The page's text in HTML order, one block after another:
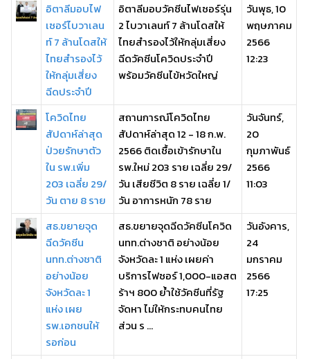
อิตาลีมอบไฟ
เซอร์ไบวาเลน
ท์ 7 ล้านโดสให้
ไทยสำรองไว้
ให้กลุ่มเสี่ยง
ฉีดประจำปี
อิตาลีมอบวัคซีนไฟเซอร์รุ่น
2 ไบวาเลนท์ 7 ล้านโดสให้
ไทยสำรองไว้ให้กลุ่มเสี่ยง
ฉีดวัคซีนโควิดประจำปี
พร้อมวัคซีนไข้หวัดใหญ่
วันพุธ, 10
พฤษภาคม
2566
12:23
โควิดไทย
สัปดาห์ล่าสุด
ป่วยรักษาตัว
ใน รพ.เพิ่ม
203 เฉลี่ย 29/
วัน ตาย 8 ราย
สถานการณ์โควิดไทย
สัปดาห์ล่าสุด 12 - 18 ก.พ.
2566 ติดเชื้อเข้ารักษาใน
รพ.ใหม่ 203 ราย เฉลี่ย 29/
วัน เสียชีวิต 8 ราย เฉลี่ย 1/
วัน อาการหนัก 78 ราย
วันจันทร์,
20
กุมภาพันธ์
2566
11:03
สธ.ขยายจุด
ฉีดวัคซีน
นทท.ต่างชาติ
อย่างน้อย
จังหวัดละ 1
แห่ง เผย
รพ.เอกชนให้
รอก่อน
สธ.ขยายจุดฉีดวัคซีนโควิด
นทท.ต่างชาติ อย่างน้อย
จังหวัดละ 1 แห่ง เผยค่า
บริการไฟซอร์ 1,000-แอสต
ร้าฯ 800 ย้ำใช้วัคซีนที่รัฐ
จัดหา ไม่ให้กระทบคนไทย
ส่วน ร ...
วันอังคาร,
24
มกราคม
2566
17:25